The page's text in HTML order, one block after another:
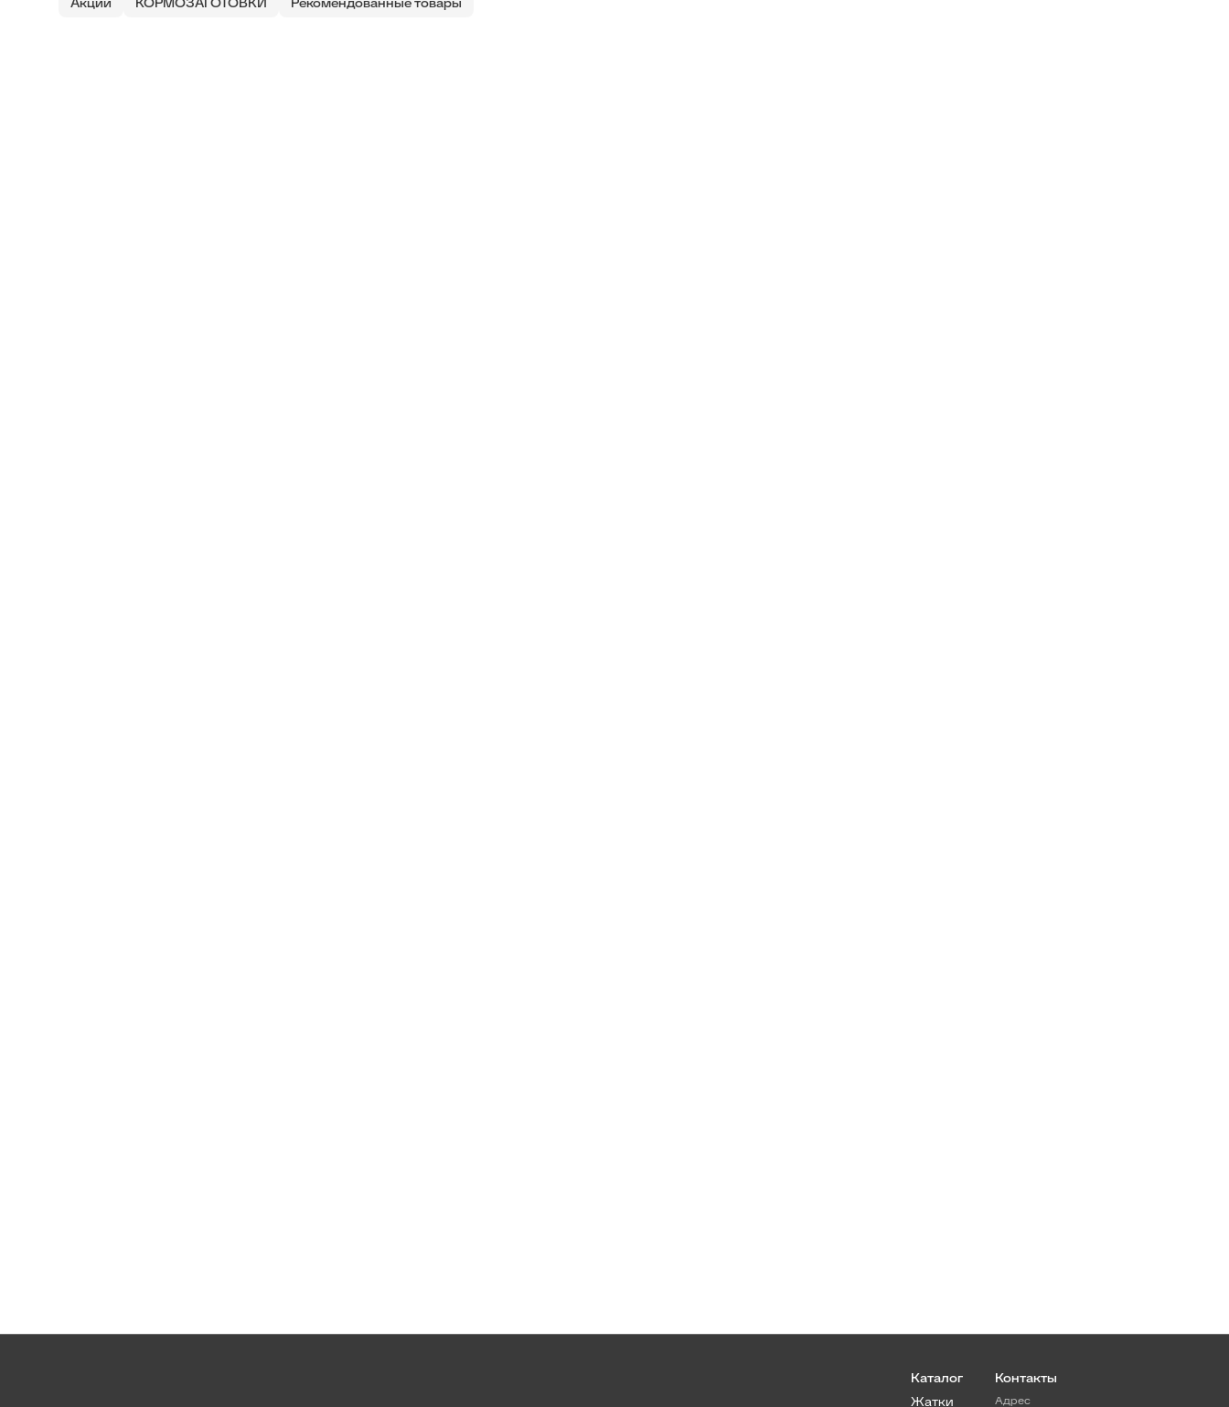
Каталог
Жатки
Контакты
Адрес